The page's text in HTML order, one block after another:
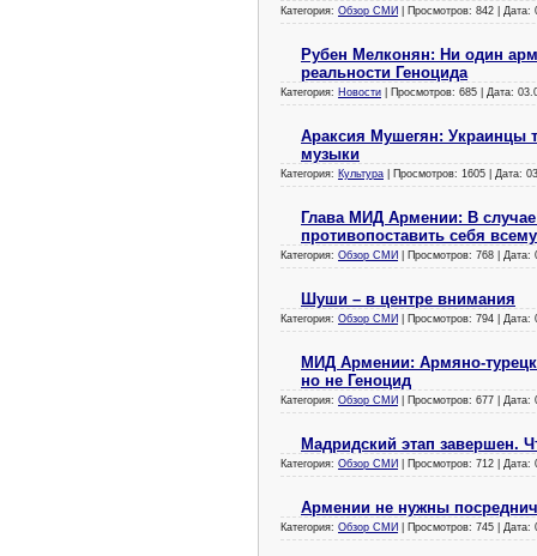
Категория: Обзор СМИ | Просмотров: 842 | Дата:
Рубен Мелконян: Ни один
реальности Геноцида
Категория: Новости | Просмотров: 685 | Дата:
Араксия Мушегян: Украинцы
музыки
Категория: Культура | Просмотров: 1605 | Дата:
Глава МИД Армении: В случае
противопоставить себя
Категория: Обзор СМИ | Просмотров: 768 | Дата:
Шуши – в центре внимания
Категория: Обзор СМИ | Просмотров: 794 | Дата:
МИД Армении: Армяно-
но не Геноцид
Категория: Обзор СМИ | Просмотров: 677 | Дата:
Мадридский этап завершен.
Категория: Обзор СМИ | Просмотров: 712 | Дата:
Армении не нужны
Категория: Обзор СМИ | Просмотров: 745 | Дата: